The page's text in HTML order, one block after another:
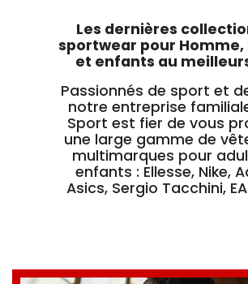
Les dernières
sportwear pour Homme,
et enfants au
Passionnés de sport et
notre entreprise
Sport est fier de vous
une large gamme de
multimarques pour
enfants : Ellesse, Nike,
Asics, Sergio Tacchini,